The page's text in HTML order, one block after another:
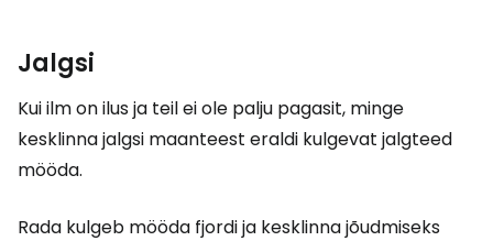
Jalgsi
Kui ilm on ilus ja teil ei ole palju pagasit, minge
kesklinna jalgsi maanteest eraldi kulgevat jalgteed
mööda.
Rada kulgeb mööda fjordi ja kesklinna jõudmiseks